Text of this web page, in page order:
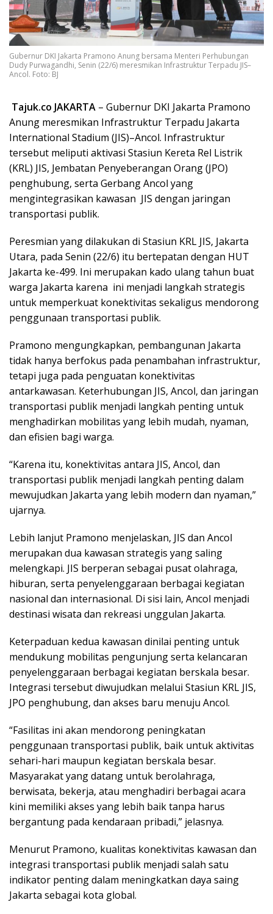
Gubernur DKI Jakarta Pramono Anung bersama Menteri Perhubungan
Dudy Purwagandhi, Senin (22/6) meresmikan Infrastruktur Terpadu JIS–
Ancol. Foto: BJ
Tajuk.co JAKARTA – Gubernur DKI Jakarta Pramono
Anung meresmikan Infrastruktur Terpadu Jakarta
International Stadium (JIS)–Ancol. Infrastruktur
tersebut meliputi aktivasi Stasiun Kereta Rel Listrik
(KRL) JIS, Jembatan Penyeberangan Orang (JPO)
penghubung, serta Gerbang Ancol yang
mengintegrasikan kawasan JIS dengan jaringan
transportasi publik.
Peresmian yang dilakukan di Stasiun KRL JIS, Jakarta
Utara, pada Senin (22/6) itu bertepatan dengan HUT
Jakarta ke-499. Ini merupakan kado ulang tahun buat
warga Jakarta karena ini menjadi langkah strategis
untuk memperkuat konektivitas sekaligus mendorong
penggunaan transportasi publik.
Pramono mengungkapkan, pembangunan Jakarta
tidak hanya berfokus pada penambahan infrastruktur,
tetapi juga pada penguatan konektivitas
antarkawasan. Keterhubungan JIS, Ancol, dan jaringan
transportasi publik menjadi langkah penting untuk
menghadirkan mobilitas yang lebih mudah, nyaman,
dan efisien bagi warga.
“Karena itu, konektivitas antara JIS, Ancol, dan
transportasi publik menjadi langkah penting dalam
mewujudkan Jakarta yang lebih modern dan nyaman,”
ujarnya.
Lebih lanjut Pramono menjelaskan, JIS dan Ancol
merupakan dua kawasan strategis yang saling
melengkapi. JIS berperan sebagai pusat olahraga,
hiburan, serta penyelenggaraan berbagai kegiatan
nasional dan internasional. Di sisi lain, Ancol menjadi
destinasi wisata dan rekreasi unggulan Jakarta.
Keterpaduan kedua kawasan dinilai penting untuk
mendukung mobilitas pengunjung serta kelancaran
penyelenggaraan berbagai kegiatan berskala besar.
Integrasi tersebut diwujudkan melalui Stasiun KRL JIS,
JPO penghubung, dan akses baru menuju Ancol.
“Fasilitas ini akan mendorong peningkatan
penggunaan transportasi publik, baik untuk aktivitas
sehari-hari maupun kegiatan berskala besar.
Masyarakat yang datang untuk berolahraga,
berwisata, bekerja, atau menghadiri berbagai acara
kini memiliki akses yang lebih baik tanpa harus
bergantung pada kendaraan pribadi,” jelasnya.
Menurut Pramono, kualitas konektivitas kawasan dan
integrasi transportasi publik menjadi salah satu
indikator penting dalam meningkatkan daya saing
Jakarta sebagai kota global.